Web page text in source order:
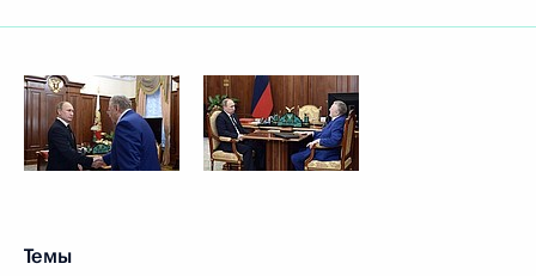
Темы